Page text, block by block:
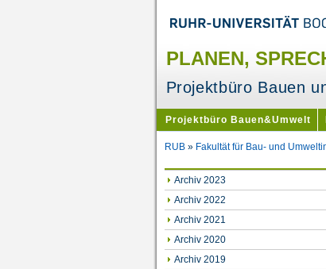
PLANEN,
Projektbüro Bauen
Projektbüro Bauen&Umwelt
RUB» Fakultät für Bau- und
Archiv 2023
Archiv 2022
Archiv 2021
Archiv 2020
Archiv 2019